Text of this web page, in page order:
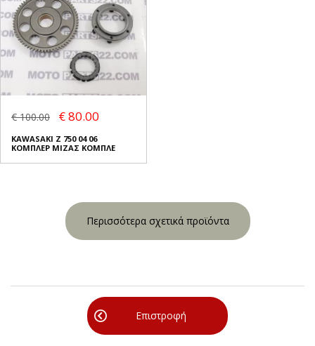
€ 100.00 € 80.00
KAWASAKI Z 750 04 06
ΚΟΜΠΛΕΡ ΜΙΖΑΣ ΚΟΜΠΛΕ
Περισσότερα σχετικά προϊόντα
Επιστροφή